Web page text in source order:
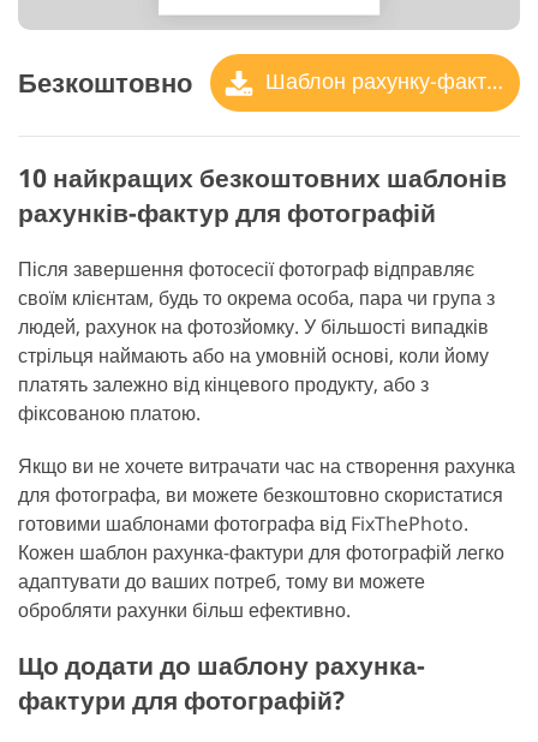
Безкоштовно Шаблон рахунку-фактури
10 найкращих безкоштовних шаблонів
рахунків-фактур для фотографій
Після завершення фотосесії фотограф відправляє
своїм клієнтам, будь то окрема особа, пара чи група з
людей, рахунок на фотозйомку. У більшості випадків
стрільця наймають або на умовній основі, коли йому
платять залежно від кінцевого продукту, або з
фіксованою платою.
Якщо ви не хочете витрачати час на створення рахунка
для фотографа, ви можете безкоштовно скористатися
готовими шаблонами фотографа від FixThePhoto.
Кожен шаблон рахунка-фактури для фотографій легко
адаптувати до ваших потреб, тому ви можете
обробляти рахунки більш ефективно.
Що додати до шаблону рахунка-
фактури для фотографій?